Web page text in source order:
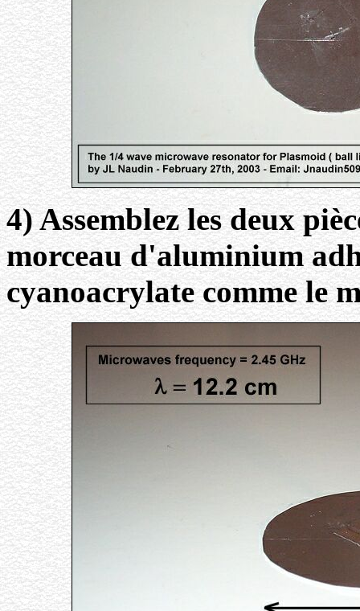
4) Assemblez les deux
morceau d'aluminium
cyanoacrylate comme le